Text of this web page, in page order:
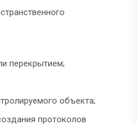
перекрытием;
объекта;
протоколов